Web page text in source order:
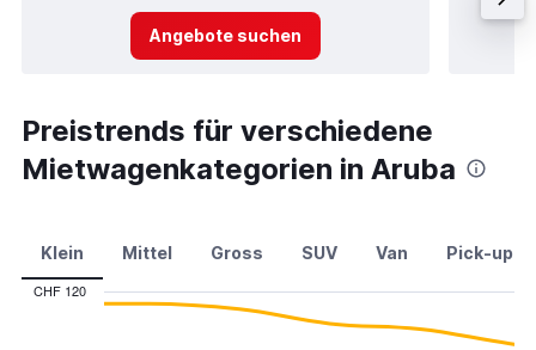
Angebote suchen
Preistrends für verschiedene
Mietwagenkategorien in Aruba
Klein Mittel Gross SUV Van Pick-up
CHF 120